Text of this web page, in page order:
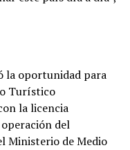
la oportunidad para
Turístico
la licencia
del
Ministerio de Medio